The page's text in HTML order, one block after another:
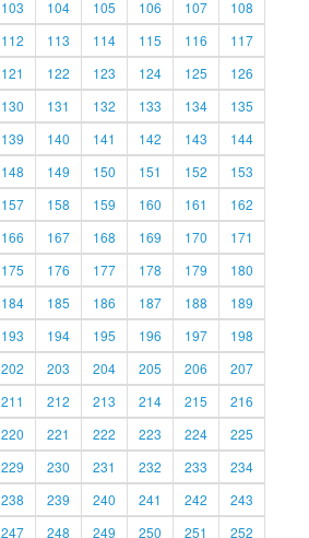
103 104 105 106 107
108
112 113 114 115 116
117
121 122 123 124 125
126
130 131 132 133 134
135
139 140 141 142 143
144
148 149 150 151 152
153
157 158 159 160 161
162
166 167 168 169 170
171
175 176 177 178 179
180
184 185 186 187 188
189
193 194 195 196 197
198
202 203 204 205 206
207
211 212 213 214 215
216
220 221 222 223 224
225
229 230 231 232 233
234
238 239 240 241 242
243
247 248 249 250 251 252